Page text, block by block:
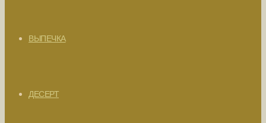
ВЫПЕЧКА
ДЕСЕРТ